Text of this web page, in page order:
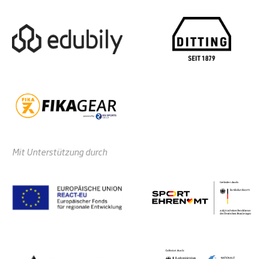
Mit Unterstützung durch